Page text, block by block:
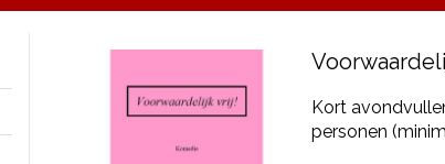
Kort
personen